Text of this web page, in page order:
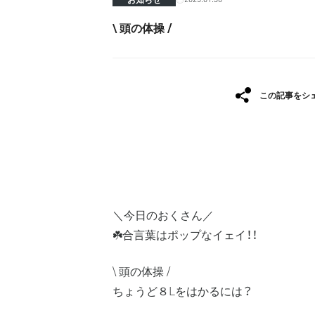
\ 頭の体操 /
この記事をシ
＼今日のおくさん／
☘️合言葉はポップなイェイ！！
\ 頭の体操 /
ちょうど８Lをはかるには？